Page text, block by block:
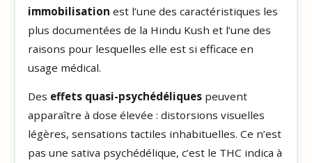
immobilisation est l’une des caractéristiques les
plus documentées de la Hindu Kush et l’une des
raisons pour lesquelles elle est si efficace en
usage médical.
Des effets quasi-psychédéliquespeuvent
apparaître à dose élevée : distorsions visuelles
légères, sensations tactiles inhabituelles. Ce n’est
pas une sativa psychédélique, c’est le THC indica à